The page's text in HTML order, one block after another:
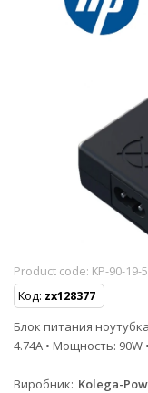
Product code: KP-90-19-
Код: zx128377
Блок питания
4.74A • Мощность: 90W
Виробник Kolega-